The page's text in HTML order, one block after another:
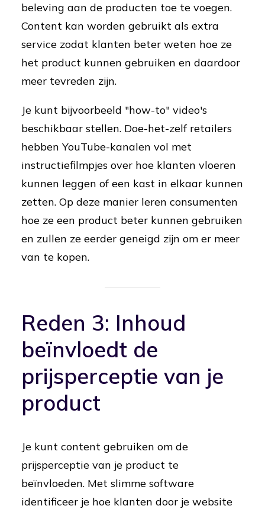
beleving aan de producten toe te voegen.
Content kan worden gebruikt als extra
service zodat klanten beter weten hoe ze
het product kunnen gebruiken en daardoor
meer tevreden zijn.
Je kunt bijvoorbeeld "how-to" video's
beschikbaar stellen. Doe-het-zelf retailers
hebben YouTube-kanalen vol met
instructiefilmpjes over hoe klanten vloeren
kunnen leggen of een kast in elkaar kunnen
zetten. Op deze manier leren consumenten
hoe ze een product beter kunnen gebruiken
en zullen ze eerder geneigd zijn om er meer
van te kopen.
Reden 3: Inhoud
beïnvloedt de
prijsperceptie van je
product
Je kunt content gebruiken om de
prijsperceptie van je product te
beïnvloeden. Met slimme software
identificeer je hoe klanten door je website